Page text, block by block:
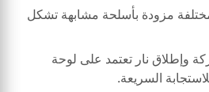
مزودة بأسلحة مشابهة تشكل
وإطلاق نار تعتمد على لوحة
السريعة.